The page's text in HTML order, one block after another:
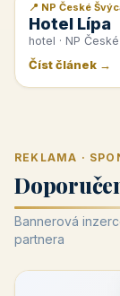
📰 PR článek
📍 NP České
Hotel Lípa
hotel · NP
Číst článek →
REKLAMA ·
Bannerová
partnera